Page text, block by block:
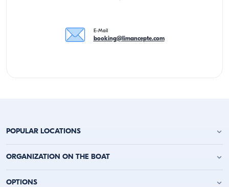
E-Mail
booking@limancepte.com
POPULAR LOCATIONS
Yachtcharter Antalya
Yachtcharter Kaş
ORGANIZATION ON THE BOAT
Geburtstagsfeier auf der Jacht
OPTIONS